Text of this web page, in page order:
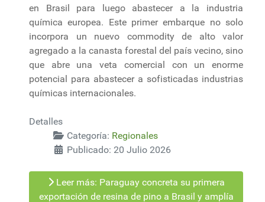
en Brasil para luego abastecer a la industria
química europea. Este primer embarque no solo
incorpora un nuevo commodity de alto valor
agregado a la canasta forestal del país vecino, sino
que abre una veta comercial con un enorme
potencial para abastecer a sofisticadas industrias
químicas internacionales.
Detalles
Categoría: Regionales
Publicado: 20 Julio 2026
Leer más: Paraguay concreta su primera
exportación de resina de pino a Brasil y amplía